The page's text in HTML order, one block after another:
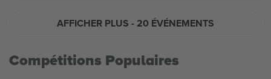
AFFICHER PLUS - 20 ÉVÉNEMENTS
Compétitions Populaires